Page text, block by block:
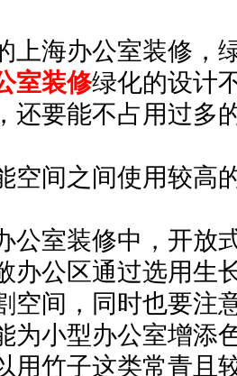
上海办公室装修，
室装修绿化的设计
还要能不占用过多
空间之间使用较高
公室装修中，开放
办公区通过选用生
空间，同时也要注
为小型办公室增添
用竹子这类常青且